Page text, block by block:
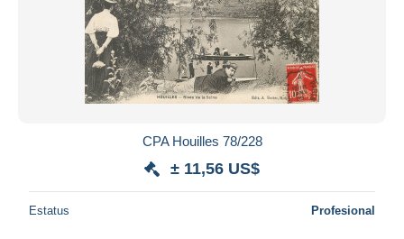
CPA Houilles 78/228
± 11,56 US$
Estatus Profesional